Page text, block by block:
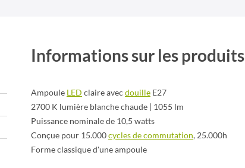
Informations sur les produits
Ampoule LED claire avec douille E27
2700 K lumière blanche chaude | 1055 lm
Puissance nominale de 10,5 watts
Conçue pour 15.000cycles de commutation, 25.000h
Forme classique d'une ampoule